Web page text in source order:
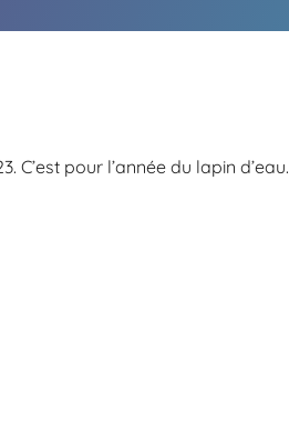
pour l’année du lapin d’eau.